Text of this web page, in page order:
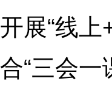
开展“线
合“三会